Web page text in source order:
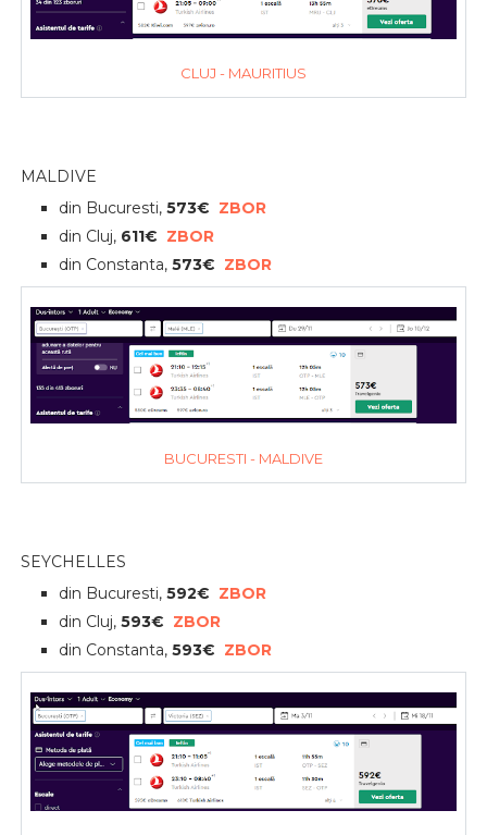
CLUJ - MAURITIUS
MALDIVE
din Bucuresti,573€ ZBOR
din Cluj, 611€ ZBOR
din Constanta, 573€ ZBOR
BUCURESTI - MALDIVE
SEYCHELLES
din Bucuresti, 592€ ZBOR
din Cluj, 593€ ZBOR
din Constanta, 593€ ZBOR